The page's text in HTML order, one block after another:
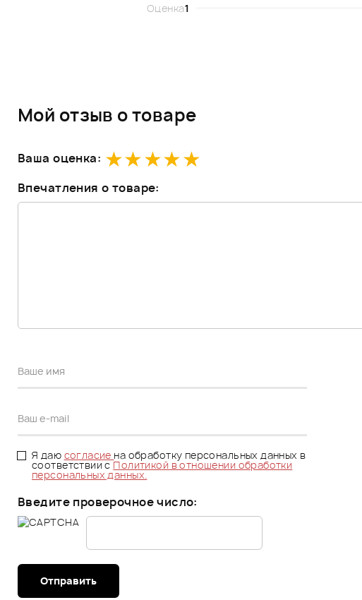
Оценка1
Мой отзыв о товаре
Ваша оценка:
Впечатления о товаре:
Я даю согласие на обработку персональных данных в
соответствии сПолитикой в отношении обработки
персональных данных.
Введите проверочное число:
Отправить